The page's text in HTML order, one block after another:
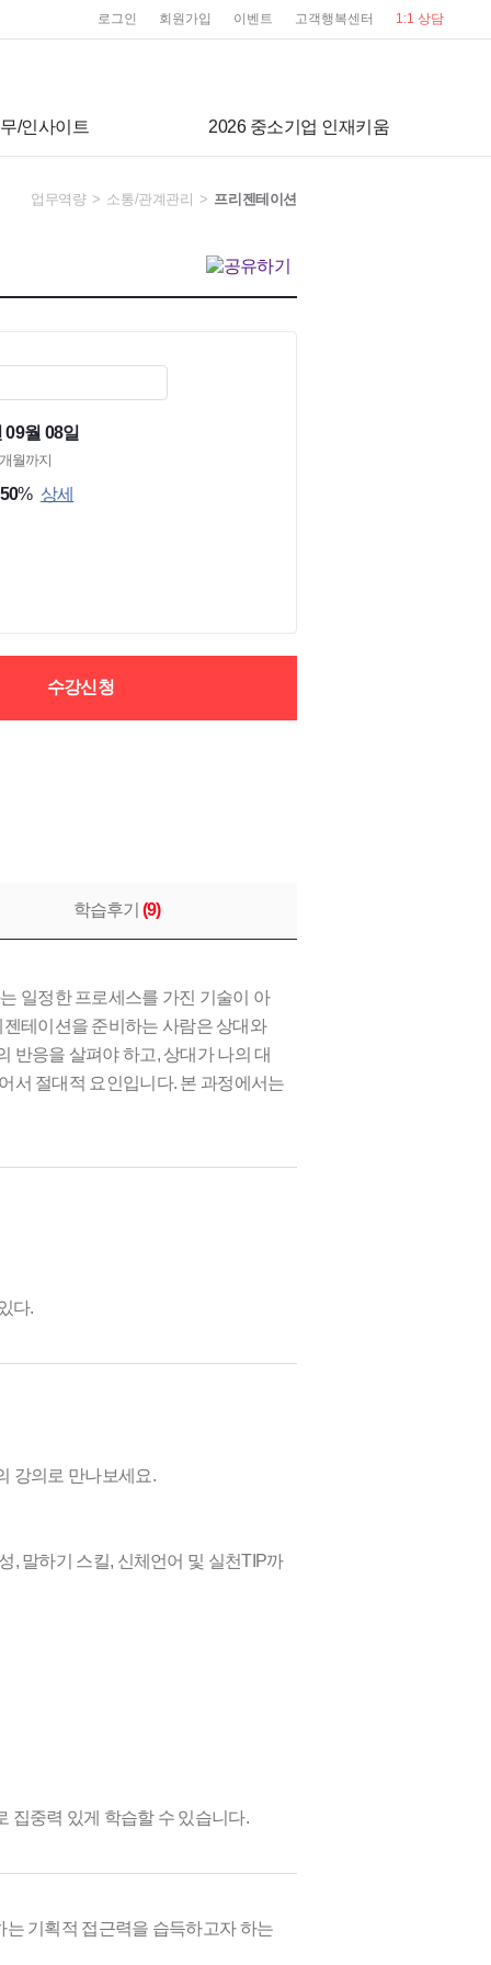
로그인 회원가입 이벤트 고객행복센터 1:1 상담
/인사이트 2026 중소기업 인재키움
업무역량 > 소통/관계관리 > 프리젠테이션
월 08일
월까지
% 상세
수강신청
학습후기 (9)
일정한 프로세스를 가진 기술이 아
테이션을 준비하는 사람은 상대와
반응을 살펴야 하고, 상대가 나의 대
서 절대적 요인입니다. 본 과정에서는
다.
강의로 만나보세요.
, 말하기 스킬, 신체언어 및 실천TIP까
집중력 있게 학습할 수 있습니다.
기획적 접근력을 습득하고자 하는